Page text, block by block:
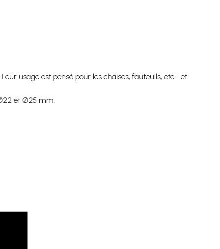
usage est pensé pour les chaises, fauteuils, etc... et
et Ø25 mm.